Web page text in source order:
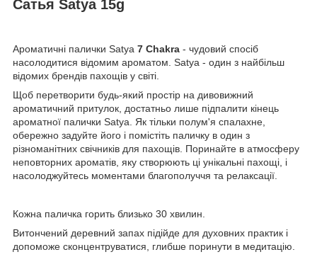
Сатья Satya 15g
Ароматичні палички Satya 7 Chakra - чудовий спосіб
насолодитися відомим ароматом. Satya - один з найбільш
відомих брендів пахощів у світі.
Щоб перетворити будь-який простір на дивовижний
ароматичний притулок, достатньо лише підпалити кінець
ароматної палички Satya. Як тільки полум'я спалахне,
обережно задуйте його і помістіть паличку в один з
різноманітних свічників для пахощів. Поринайте в атмосферу
неповторних ароматів, яку створюють ці унікальні пахощі, і
насолоджуйтесь моментами благополуччя та релаксації.
Кожна паличка горить близько 30 хвилин.
Витончений деревний запах підійде для духовних практик і
допоможе сконцентруватися, глибше поринути в медитацію.